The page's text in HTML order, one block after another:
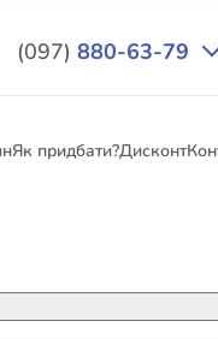
(097) 880-63-79
Як придбати?Дисконт